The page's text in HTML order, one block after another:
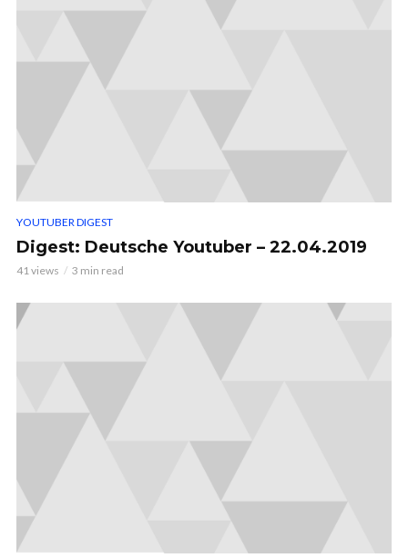
YOUTUBER DIGEST
Digest: Deutsche Youtuber – 22.04.2019
41 views 3 min read